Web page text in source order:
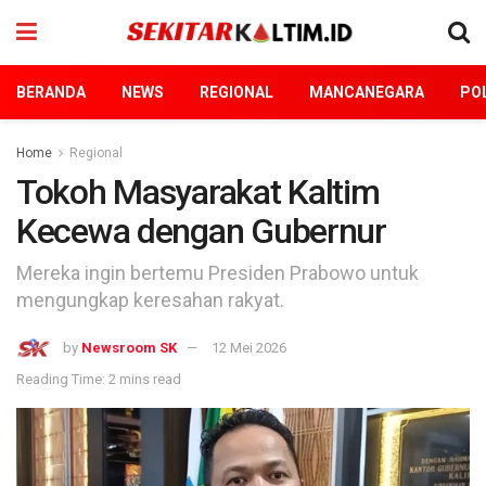
BERANDA NEWS REGIONAL MANCANEGARA
Home Regional
Tokoh Masyarakat Kaltim
Kecewa dengan Gubernur
Mereka ingin bertemu Presiden Prabowo untuk
mengungkap keresahan rakyat.
by Newsroom SK
12 Mei 2026
Reading Time: 2 mins read